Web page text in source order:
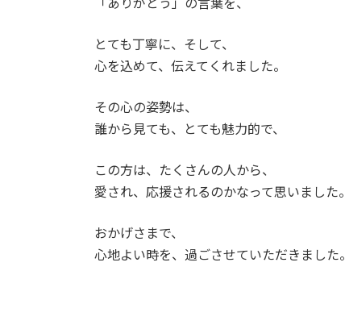
とても丁寧に、そして、
心を込めて、伝えてくれました。
その心の姿勢は、
誰から見ても、とても魅力的で、
この方は、たくさんの人から、
愛され、応援されるのかなって思いました。
おかげさまで、
心地よい時を、過ごさせていただきました。